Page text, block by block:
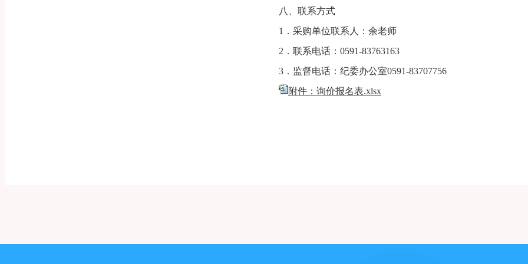
八、 联系方式
1． 采购单位联系人：余老师
2． 联系电话： 0591-83763163
3． 监督电话：纪委办公室0591-83707756
附件：询价报名表.xlsx